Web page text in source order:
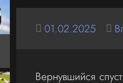
01.02.2025
Вернувшийся